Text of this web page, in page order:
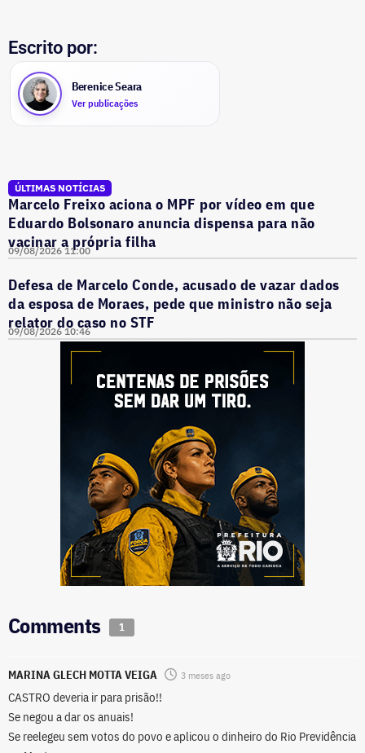
Escrito por:
Berenice Seara
Ver publicações
ÚLTIMAS NOTÍCIAS
Marcelo Freixo aciona o MPF por vídeo em que
Eduardo Bolsonaro anuncia dispensa para não
vacinar a própria filha
09/08/2026 11:00
Defesa de Marcelo Conde, acusado de vazar dados
da esposa de Moraes, pede que ministro não seja
relator do caso no STF
09/08/2026 10:46
Comments 1
MARINA GLECH MOTTA VEIGA 3 meses ago
CASTRO deveria ir para prisão!!
Se negou a dar os anuais!
Se reelegeu sem votos do povo e aplicou o dinheiro do Rio Previdência